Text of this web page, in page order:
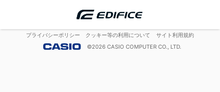
プライバシーポリシー クッキー等の利用について
サイト利用規約
©2026 CASIO COMPUTER CO., LTD.